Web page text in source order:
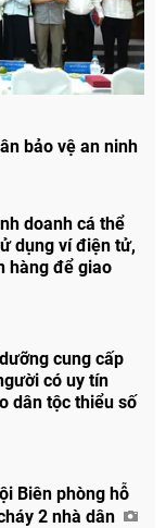
bảo vệ an ninh
doanh cá thể
dụng ví điện tử,
hàng để giao
cung cấp
có uy tín
dân tộc thiểu số
Biên phòng hỗ
2 nhà dân